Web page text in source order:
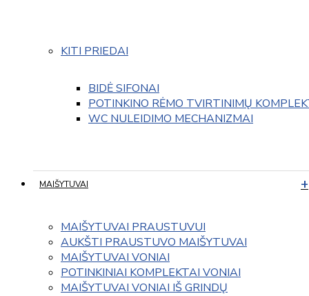
KITI PRIEDAI
BIDĖ SIFONAI
POTINKINO RĖMO TVIRTINIMŲ
WC NULEIDIMO MECHANIZMAI
MAIŠYTUVAI
MAIŠYTUVAI PRAUSTUVUI
AUKŠTI PRAUSTUVO MAIŠYTUVAI
MAIŠYTUVAI VONIAI
POTINKINIAI KOMPLEKTAI VONIAI
MAIŠYTUVAI VONIAI IŠ GRINDŲ